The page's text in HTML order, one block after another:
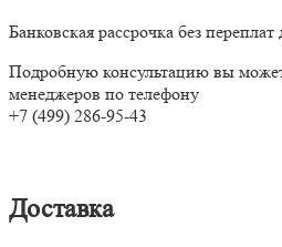
Банковская рассрочка без переплат
Подробную консультацию вы
менеджеров по телефону
+7 (499) 286-95-43
Доставка